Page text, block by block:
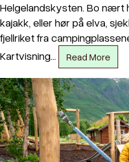
Helgelandskysten. Bo nært
kajakk, eller hør på elva,
fjellriket fra
Kartvisning…
Read More